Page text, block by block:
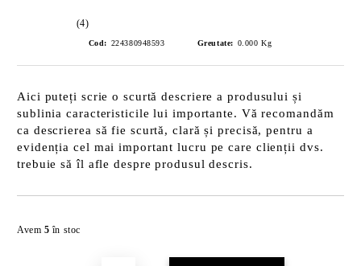
(4)
Cod: 224380948593 Greutate: 0.000 Kg
Aici puteți scrie o scurtă descriere a produsului și
sublinia caracteristicile lui importante. Vă recomandăm
ca descrierea să fie scurtă, clară și precisă, pentru a
evidenția cel mai important lucru pe care clienții dvs.
trebuie să îl afle despre produsul descris.
Avem 5 în stoc